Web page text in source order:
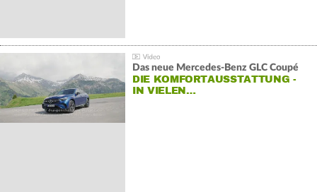
Das neue Mercedes-Benz GLC Coupé
DIE KOMFORTAUSSTATTUNG -
IN VIELEN…